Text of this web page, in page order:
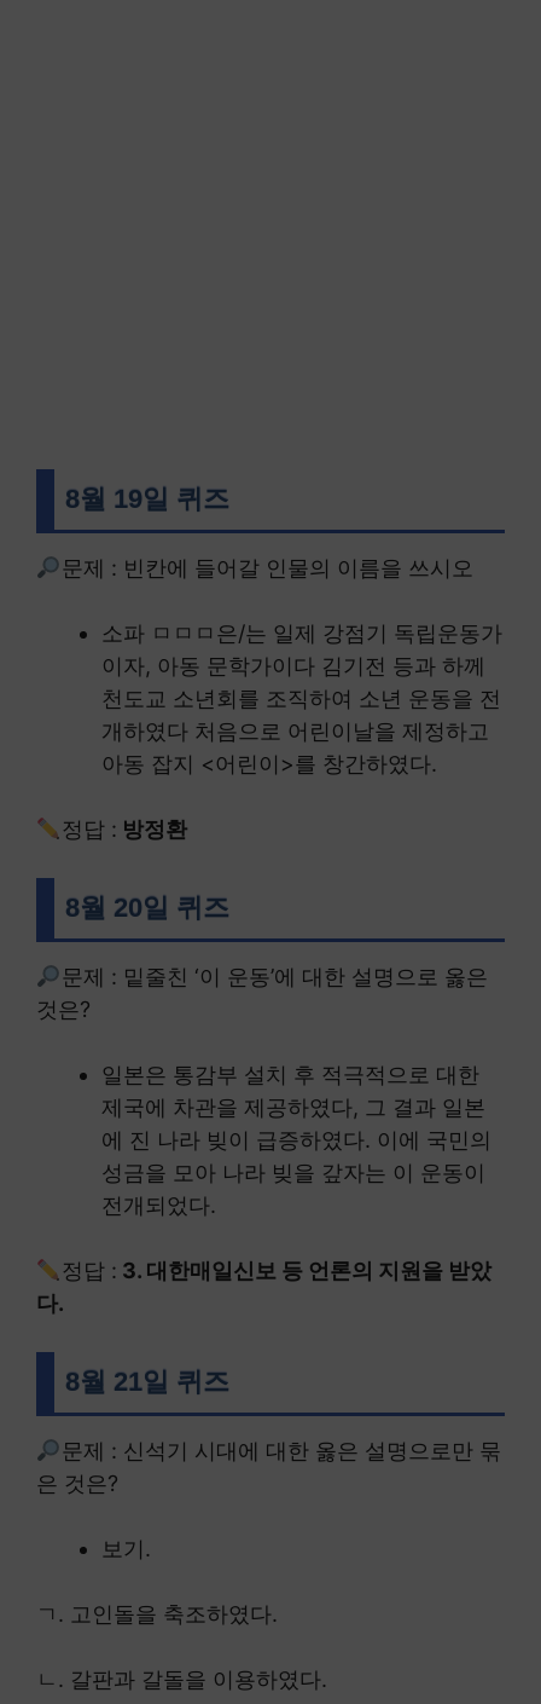
8월 19일 퀴즈
문제 : 빈칸에 들어갈 인물의 이름을 쓰시오
소파 ㅁㅁㅁ은/는 일제 강점기 독립운동가
이자, 아동 문학가이다 김기전 등과 하께
천도교 소년회를 조직하여 소년 운동을 전
개하였다 처음으로 어린이날을 제정하고
아동 잡지 <어린이>를 창간하였다.
정답 : 방정환
8월 20일 퀴즈
문제 : 밑줄친 ‘이 운동’에 대한 설명으로 옳은
것은?
일본은 통감부 설치 후 적극적으로 대한
제국에 차관을 제공하였다, 그 결과 일본
에 진 나라 빚이 급증하였다. 이에 국민의
성금을 모아 나라 빚을 갚자는 이 운동이
전개되었다.
정답 : 3. 대한매일신보 등 언론의 지원을 받았
다.
8월 21일 퀴즈
문제 : 신석기 시대에 대한 옳은 설명으로만 묶
은 것은?
보기.
ㄱ. 고인돌을 축조하였다.
ㄴ. 갈판과 갈돌을 이용하였다.